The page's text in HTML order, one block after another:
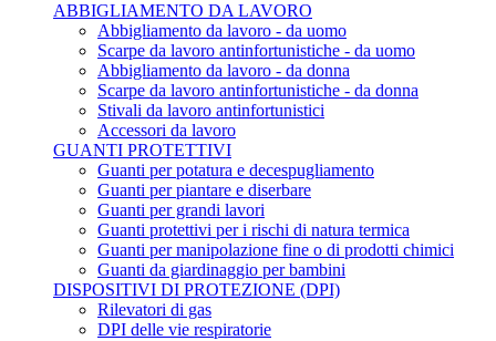
ABBIGLIAMENTO DA LAVORO
Abbigliamento da lavoro - da uomo
Scarpe da lavoro antinfortunistiche - da uomo
Abbigliamento da lavoro - da donna
Scarpe da lavoro antinfortunistiche - da donna
Stivali da lavoro antinfortunistici
Accessori da lavoro
GUANTI PROTETTIVI
Guanti per potatura e decespugliamento
Guanti per piantare e diserbare
Guanti per grandi lavori
Guanti protettivi per i rischi di natura termica
Guanti per manipolazione fine o di prodotti chimici
Guanti da giardinaggio per bambini
DISPOSITIVI DI PROTEZIONE (DPI)
Rilevatori di gas
DPI delle vie respiratorie